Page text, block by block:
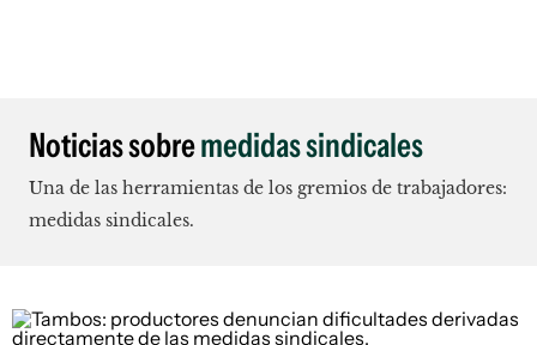
Noticias sobremedidas sindicales
Una de las herramientas de los gremios de trabajadores:
medidas sindicales.